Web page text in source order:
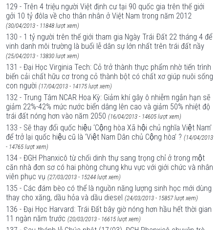
129 - Trên 4 triệu người Việt định cư tại 90 quốc gia trên thế giới
gởi 10 tỷ đôla về cho thân nhân ở Việt Nam trong năm 2012
(30/04/2013 - 11848 lượt xem)
130 - 1 tỷ người trên thế giới tham gia Ngày Trái Ðất 22 tháng 4 để
vinh danh môi trường là buổi lễ dân sự lớn nhất trên trái đất nầy
(25/04/2013 - 13830 lượt xem)
131 - Đại Học Virginia Tech: Cỏ trở thành thực phẩm nhờ tiến trình
biến cải chất hữu cơ trong cỏ thành bột có chất xơ giúp nuôi sống
con người (17/04/2013 - 14175 lượt xem)
132 - Trung Tâm NCAR Hoa Kỳ: Giảm khí gây ô nhiễm ngắn hạn sẽ
giảm 22%-42% mức nước biển dâng lên cao và giảm 50% nhiệt độ
trái đất nóng hơn vào năm 2050 (16/04/2013 - 14605 lượt xem)
133 - Sẽ thay đổi quốc hiệu ‘Cộng hòa Xã hội chủ nghĩa Việt Nam’
để trở lại quốc hiệu cũ là ‘Việt Nam Dân chủ Cộng hòa’ ? (14/04/2013
- 14765 lượt xem)
134 - ĐGH Phanxicô từ chối dinh thự sang trọng chỉ ở trong một
căn nhà đơn sơ có hai phòng chung khu vực với giới chức và nhân
viên phục vụ (27/03/2013 - 15244 lượt xem)
135 - Các đám bèo có thể là nguồn năng lượng sinh học mới dùng
thay cho xăng, dầu hỏa và dầu diesel (24/03/2013 - 15857 lượt xem)
136 - Đại Học Harvard: Trái Đất bây giờ nóng hơn hầu hết thời gian
11 ngàn năm trước (20/03/2013 - 16615 lượt xem)